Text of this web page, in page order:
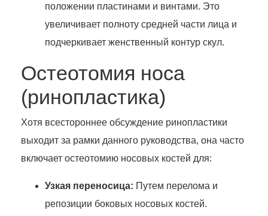
положении пластинами и винтами. Это
увеличивает полноту средней части лица и
подчеркивает женственный контур скул.
Остеотомия носа
(ринопластика)
Хотя всестороннее обсуждение ринопластики
выходит за рамки данного руководства, она часто
включает остеотомию носовых костей для:
Узкая переносица: Путем перелома и
репозиции боковых носовых костей.